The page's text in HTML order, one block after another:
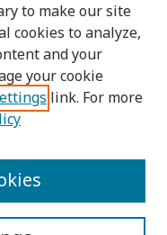
to make our site
cookies to analyze,
and your
your cookie
link. For more